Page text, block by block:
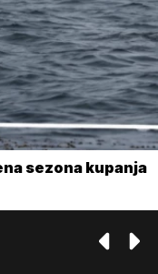
sezona kupanja